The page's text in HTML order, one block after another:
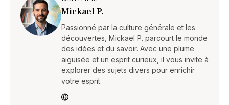
Mickael P.
Passionné par la culture générale et les
découvertes, Mickael P. parcourt le monde
des idées et du savoir. Avec une plume
aiguisée et un esprit curieux, il vous invite à
explorer des sujets divers pour enrichir
votre esprit.